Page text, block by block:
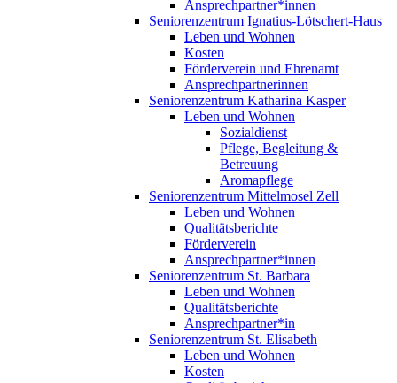
Ansprechpartner*innen
Seniorenzentrum Ignatius-Lötschert-Haus
Leben und Wohnen
Kosten
Förderverein und Ehrenamt
Ansprechpartnerinnen
Seniorenzentrum Katharina Kasper
Leben und Wohnen
Sozialdienst
Pflege, Begleitung &
Betreuung
Aromapflege
Seniorenzentrum Mittelmosel Zell
Leben und Wohnen
Qualitätsberichte
Förderverein
Ansprechpartner*innen
Seniorenzentrum St. Barbara
Leben und Wohnen
Qualitätsberichte
Ansprechpartner*in
Seniorenzentrum St. Elisabeth
Leben und Wohnen
Kosten